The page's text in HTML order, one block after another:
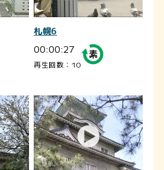
札幌6
00:00:27
再生回数：10